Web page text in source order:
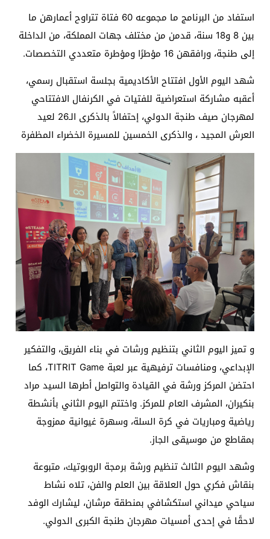
استفاد من البرنامج ما مجموعه 60 فتاة تتراوح أعمارهن ما
بين 8 و18 سنة، قدمن من مختلف جهات المملكة، من الداخلة
إلى طنجة، ورافقهن 16 مؤطرًا ومؤطرة متعددي التخصصات.
شهد اليوم الأول افتتاح الأكاديمية بجلسة استقبال رسمي،
أعقبه مشاركة استعراضية للفتيات في الكرنفال الافتتاحي
لمهرجان صيف طنجة الدولي، إحتفالاً بالذكرى الـ26 لعيد
العرش المجيد ، والذكرى الخمسين للمسيرة الخضراء المظفرة
و تميز اليوم الثاني بتنظيم ورشات في بناء الفريق، والتفكير
الإبداعي، ومنافسات ترفيهية عبر لعبة TITRIT Game، كما
احتضن المركز ورشة في القيادة والتواصل أطرها السيد مراد
بنكيران، المشرف العام للمركز. واختتم اليوم الثاني بأنشطة
رياضية ومباريات في كرة السلة، وسهرة غيوانية ممزوجة
بمقاطع من موسيقى الجاز.
وشهد اليوم الثالث تنظيم ورشة برمجة الروبوتيك، متبوعة
بنقاش فكري حول العلاقة بين العلم والفن، تلاه نشاط
سياحي ميداني استكشافي بمنطقة مرشان، ليشارك الوفد
لاحقًا في إحدى أمسيات مهرجان طنجة الكبرى الدولي.